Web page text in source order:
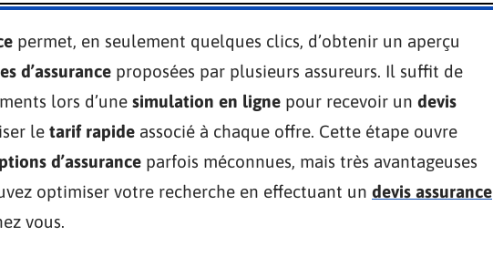
permet, en seulement quelques clics, d’obtenir un aperçu
d’assurance proposées par plusieurs assureurs. Il suffit de
lors d’une simulation en ligne pour recevoir un devis
le tarif rapide associé à chaque offre. Cette étape ouvre
d’assurance parfois méconnues, mais très avantageuses
optimiser votre recherche en effectuant un devis assurance
vous.